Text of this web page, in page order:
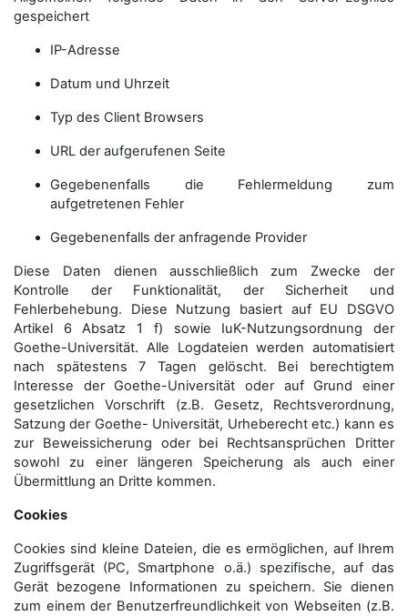
gespeichert
IP-Adresse
Datum und Uhrzeit
Typ des Client Browsers
URL der aufgerufenen Seite
Gegebenenfalls die Fehlermeldung zum
aufgetretenen Fehler
Gegebenenfalls der anfragende Provider
Diese Daten dienen ausschließlich zum Zwecke der
Kontrolle der Funktionalität, der Sicherheit und
Fehlerbehebung. Diese Nutzung basiert auf EU DSGVO
Artikel 6 Absatz 1 f) sowie IuK-Nutzungsordnung der
Goethe-Universität. Alle Logdateien werden auto­matisiert
nach spätestens 7 Tagen gelöscht. Bei berechtigtem
Interesse der Goethe-Universität oder auf Grund einer
gesetzlichen Vorschrift (z.B. Gesetz, Rechtsverordnung,
Satzung der Goethe- Universität, Urheberecht etc.) kann es
zur Beweissicherung oder bei Rechtsansprüchen Dritter
sowohl zu einer längeren Speicherung als auch einer
Übermittlung an Dritte kommen.
Cookies
Cookies sind kleine Dateien, die es ermöglichen, auf Ihrem
Zugriffsgerät (PC, Smartphone o.ä.) spezifische, auf das
Gerät bezogene Informationen zu speichern. Sie dienen
zum einem der Benutzerfreundlichkeit von Webseiten (z.B.